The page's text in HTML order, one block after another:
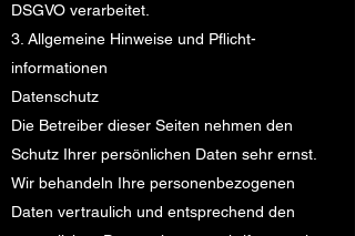
DSGVO verarbeitet.
3. Allgemeine Hinweise und Pflicht­
informationen
Datenschutz
Die Betreiber dieser Seiten nehmen den
Schutz Ihrer persönlichen Daten sehr ernst.
Wir behandeln Ihre personenbezogenen
Daten vertraulich und entsprechend den